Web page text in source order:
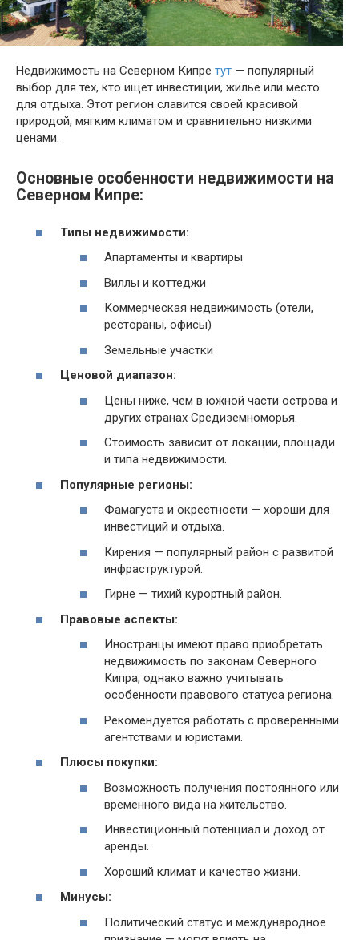
Недвижимость на Северном Кипре тут — популярный
выбор для тех, кто ищет инвестиции, жильё или место
для отдыха. Этот регион славится своей красивой
природой, мягким климатом и сравнительно низкими
ценами.
Основные особенности недвижимости на
Северном Кипре:
Типы недвижимости:
Апартаменты и квартиры
Виллы и коттеджи
Коммерческая недвижимость (отели,
рестораны, офисы)
Земельные участки
Ценовой диапазон:
Цены ниже, чем в южной части острова и
других странах Средиземноморья.
Стоимость зависит от локации, площади
и типа недвижимости.
Популярные регионы:
Фамагуста и окрестности — хороши для
инвестиций и отдыха.
Кирения — популярный район с развитой
инфраструктурой.
Гирне — тихий курортный район.
Правовые аспекты:
Иностранцы имеют право приобретать
недвижимость по законам Северного
Кипра, однако важно учитывать
особенности правового статуса региона.
Рекомендуется работать с проверенными
агентствами и юристами.
Плюсы покупки:
Возможность получения постоянного или
временного вида на жительство.
Инвестиционный потенциал и доход от
аренды.
Хороший климат и качество жизни.
Минусы:
Политический статус и международное